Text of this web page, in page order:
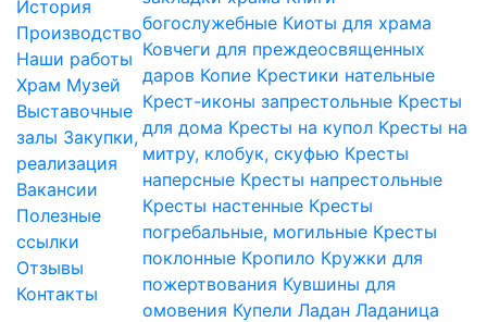
История
Производство
Наши работы
Храм Музей
Выставочные
залы Закупки,
реализация
Вакансии
Полезные
ссылки
Отзывы
Контакты
богослужебные Киоты для храма
Ковчеги для преждеосвященных
даров Копие Крестики нательные
Крест-иконы запрестольные Кресты
для дома Кресты на купол Кресты на
митру, клобук, скуфью Кресты
наперсные Кресты напрестольные
Кресты настенные Кресты
погребальные, могильные Кресты
поклонные Кропило Кружки для
пожертвования Кувшины для
омовения Купели Ладан Ладаница